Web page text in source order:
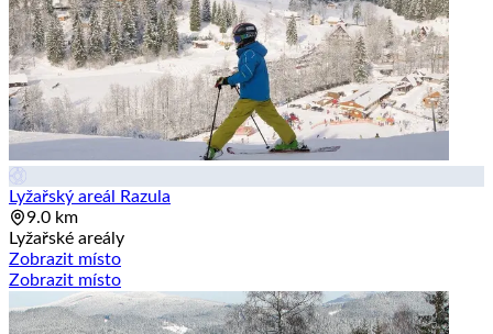
Lyžařský areál Razula
9.0 km
Lyžařské areály
Zobrazit místo
Zobrazit místo